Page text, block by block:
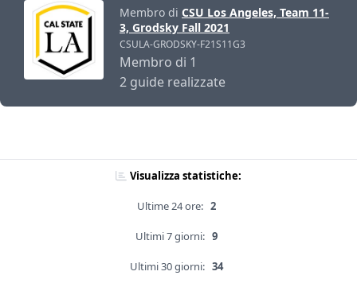
Membro di CSU Los Angeles, Team 11-
3, Grodsky Fall 2021
CSULA-GRODSKY-F21S11G3
Membro di 1
2 guide realizzate
Visualizza statistiche:
Ultime 24 ore: 2
Ultimi 7 giorni: 9
Ultimi 30 giorni: 34